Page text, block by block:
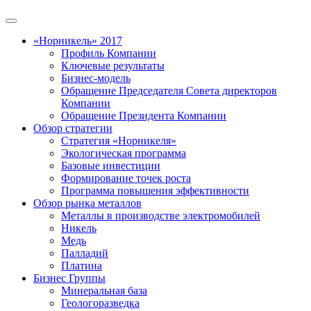
«Норникель» 2017
Профиль Компании
Ключевые результаты
Бизнес-модель
Обращение Председателя Совета директоров
Компании
Обращение Президента Компании
Обзор стратегии
Стратегия «Норникеля»
Экологическая программа
Базовые инвестиции
Формирование точек роста
Программа повышения эффективности
Обзор рынка металлов
Металлы в производстве электромобилей
Никель
Медь
Палладий
Платина
Бизнес Группы
Минеральная база
Геологоразведка